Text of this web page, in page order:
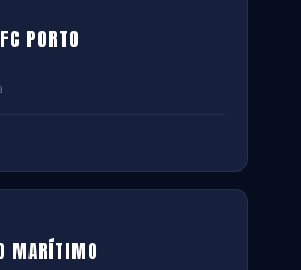
PORTO
MARÍTIMO